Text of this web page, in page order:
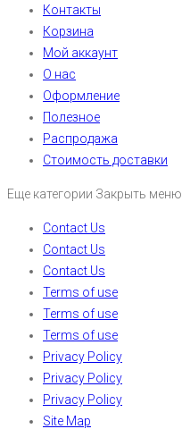
Контакты
Корзина
Мой аккаунт
О нас
Оформление
Полезное
Распродажа
Стоимость доставки
Еще категории Закрыть меню
Contact Us
Contact Us
Contact Us
Terms of use
Terms of use
Terms of use
Privacy Policy
Privacy Policy
Privacy Policy
Site Map